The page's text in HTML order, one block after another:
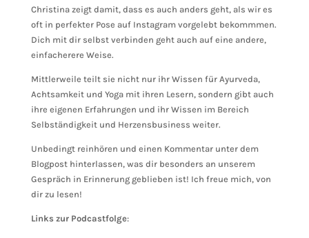
Christina zeigt damit, dass es auch anders geht, als wir es
oft in perfekter Pose auf Instagram vorgelebt bekommmen.
Dich mit dir selbst verbinden geht auch auf eine andere,
einfacherere Weise.
Mittlerweile teilt sie nicht nur ihr Wissen für Ayurveda,
Achtsamkeit und Yoga mit ihren Lesern, sondern gibt auch
ihre eigenen Erfahrungen und ihr Wissen im Bereich
Selbständigkeit und Herzensbusiness weiter.
Unbedingt reinhören und einen Kommentar unter dem
Blogpost hinterlassen, was dir besonders an unserem
Gespräch in Erinnerung geblieben ist! Ich freue mich, von
dir zu lesen!
Links zur Podcastfolge: